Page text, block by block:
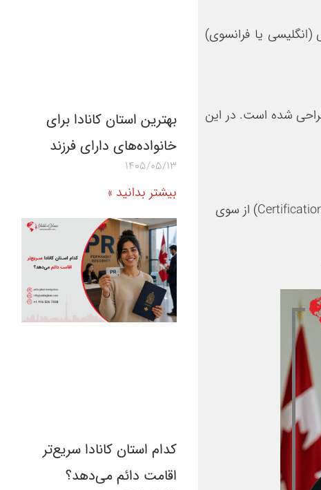
(انگلیسی یا فرانسوی)
شده است. در این
مدرک دانشگاهی الزامی نیست، اما داشتن جاب آفر به امتیاز و تسریع پرونده کمک می‌کند، یا داشتن گواهی مهارت (Certification) از سوی
بهترین استان کانادا برای
خانواده‌های دارای فرزند
1405/05/13
بیشتر بدانید »
کدام استان کانادا سریع‌تر
اقامت دائم می‌دهد؟